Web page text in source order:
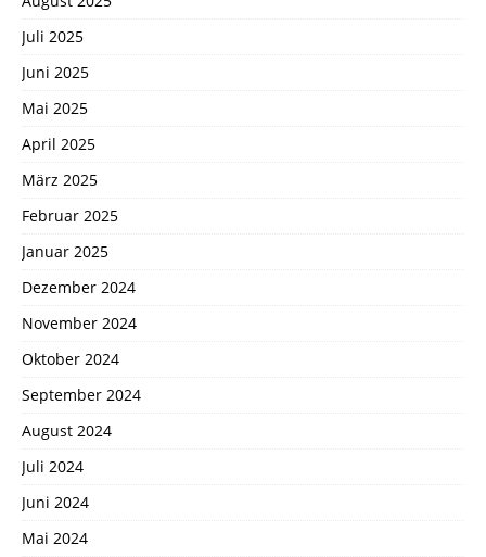
Juli 2025
Juni 2025
Mai 2025
April 2025
März 2025
Februar 2025
Januar 2025
Dezember 2024
November 2024
Oktober 2024
September 2024
August 2024
Juli 2024
Juni 2024
Mai 2024